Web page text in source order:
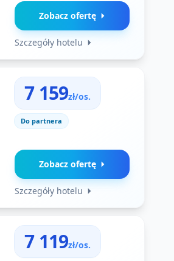
Zobacz ofertę
Szczegóły hotelu
7 159zł/os.
Do partnera
Zobacz ofertę
Szczegóły hotelu
7 119zł/os.